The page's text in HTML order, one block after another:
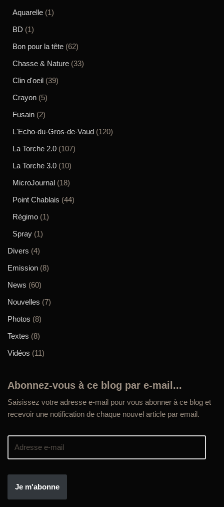
Aquarelle (1)
BD (1)
Bon pour la tête (62)
Chasse & Nature (33)
Clin d'oeil (39)
Crayon (5)
Fusain (2)
L'Echo-du-Gros-de-Vaud (120)
La Torche 2.0 (107)
La Torche 3.0 (10)
MicroJournal (18)
Point Chablais (44)
Régimo (1)
Spray (1)
Divers (4)
Emission (8)
News (60)
Nouvelles (7)
Photos (8)
Textes (8)
Vidéos (11)
Abonnez-vous à ce blog par e-mail...
Saisissez votre adresse e-mail pour vous abonner à ce blog et
recevoir une notification de chaque nouvel article par email.
Je m'abonne